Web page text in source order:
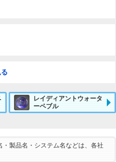
レイディアントウォータ
ーペブル
製品名・システム名などは、各社